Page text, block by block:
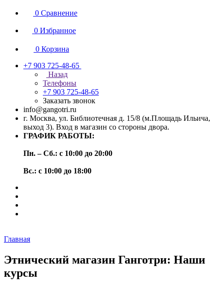
0 Сравнение
0 Избранное
0 Корзина
+7 903 725-48-65
Назад
Телефоны
+7 903 725-48-65
Заказать звонок
info@gangotri.ru
г. Москва, ул. Библиотечная д. 15/8 (м.Площадь Ильича,
выход 3). Вход в магазин со стороны двора.
ГРАФИК РАБОТЫ:
Пн. – Сб.: с 10:00 до 20:00
Вс.: с 10:00 до 18:00
Главная
Этнический магазин Ганготри: Наши
курсы